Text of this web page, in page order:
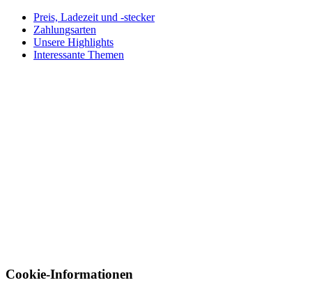
Preis, Ladezeit und -stecker
Zahlungsarten
Unsere Highlights
Interessante Themen
Cookie-Informationen